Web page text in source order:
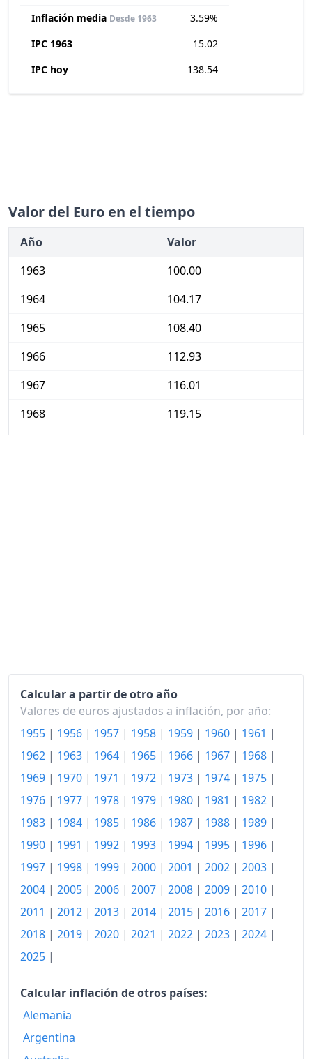
Inflación media Desde 1963
3.59%
IPC 1963
15.02
IPC hoy
138.54
Valor del Euro en el tiempo
Año
Valor
1963
100.00
1964
104.17
1965
108.40
1966
112.93
1967
116.01
1968
119.15
1977
224.36
1978
234.39
1979
244.86
1980
261.14
1981
281.06
1983
329.00
1984
349.87
366.90
1986
371.65
1987
1988
381.80
1989
1990
Calcular a partir de otro año
Valores de euros ajustados a inflación, por año:
1955 | 1956 | 1957 | 1958 | 1959 | 1960 | 1961 |
1962 | 1963 | 1964 | 1965 | 1966 | 1967 | 1968 |
1969 | 1970 | 1971 | 1972 | 1973 | 1974 | 1975 |
1976 | 1977 | 1978 | 1979 | 1980 | 1981 | 1982 |
1983 | 1984 | 1985 | 1986 | 1987 | 1988 | 1989 |
1990 | 1991 | 1992 | 1993 | 1994 | 1995 | 1996 |
1997 | 1998 | 1999 | 2000 | 2001 | 2002 | 2003 |
2004 | 2005 | 2006 | 2007 | 2008 | 2009 | 2010 |
2011 | 2012 | 2013 | 2014 | 2015 | 2016 | 2017 |
2018 | 2019 | 2020 | 2021 | 2022 | 2023 | 2024 |
2025 |
Calcular inflación de otros países:
Alemania
Argentina